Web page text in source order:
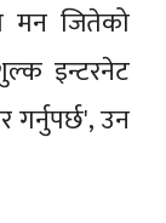
मन जितेको
इन्टरनेट
गर्नुपर्छ', उन